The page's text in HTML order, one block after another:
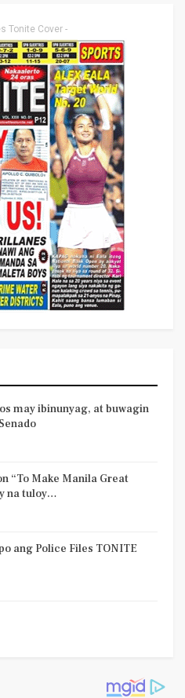
Tonite Cover -
may ibinunyag, at buwagin
“To Make Manila Great
na tuloy…
ang Police Files TONITE